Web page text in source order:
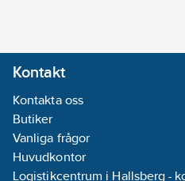
Kontakt
Kontakta oss
Butiker
Vanliga frågor
Huvudkontor
Logistikcentrum i Hallsberg -